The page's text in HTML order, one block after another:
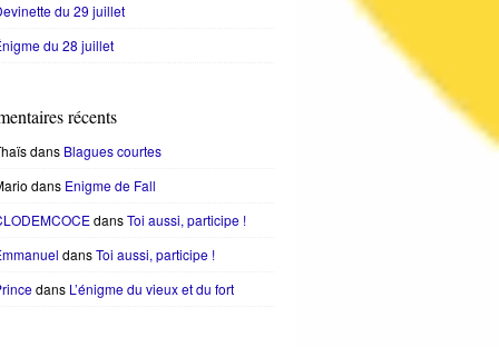
du 29 juillet
du 28 juillet
récents
dans Blagues courtes
dans Enigme de Fall
dansToi aussi, participe !
dansToi aussi, participe !
dans L’énigme du vieux et du fort